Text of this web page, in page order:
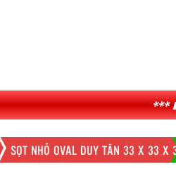
***
SỌT NHỎ OVAL DUY TÂN 33 X 33 X